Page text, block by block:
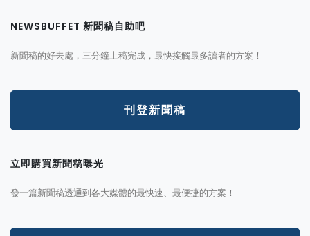
NEWSBUFFET 新聞稿自助吧
新聞稿的好去處，三分鐘上稿完成，最快接觸最多讀者的方案！
刊登新聞稿
立即購買新聞稿曝光
發一篇新聞稿透通到各大媒體的最快速、最便捷的方案！